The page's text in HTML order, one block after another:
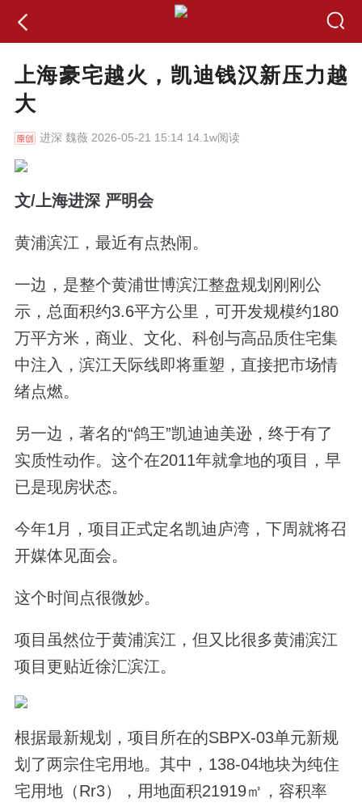
上海豪宅越火，凯迪钱汉新压力越
大
进深 魏薇 2026-05-21 15:14 14.1w阅读
文/上海进深 严明会
黄浦滨江，最近有点热闹。
一边，是整个黄浦世博滨江整盘规划刚刚公
示，总面积约3.6平方公里，可开发规模约180
万平方米，商业、文化、科创与高品质住宅集
中注入，滨江天际线即将重塑，直接把市场情
绪点燃。
另一边，著名的“鸽王”凯迪迪美逊，终于有了
实质性动作。这个在2011年就拿地的项目，早
已是现房状态。
今年1月，项目正式定名凯迪庐湾，下周就将召
开媒体见面会。
这个时间点很微妙。
项目虽然位于黄浦滨江，但又比很多黄浦滨江
项目更贴近徐汇滨江。
根据最新规划，项目所在的SBPX-03单元新规
划了两宗住宅用地。其中，138-04地块为纯住
宅用地（Rr3），用地面积21919㎡，容积率